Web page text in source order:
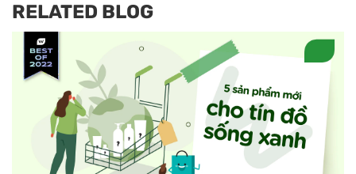
RELATED BLOG